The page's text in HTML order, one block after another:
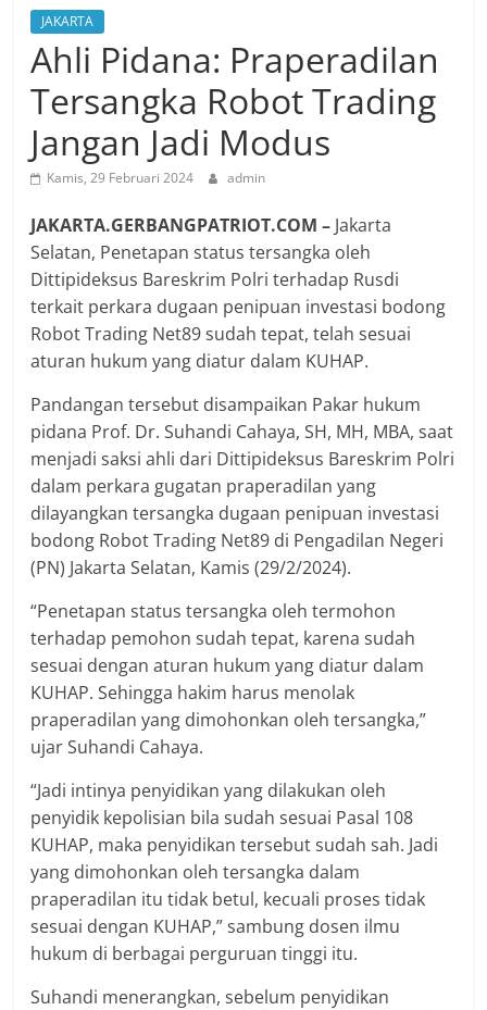
JAKARTA
Ahli Pidana: Praperadilan
Tersangka Robot Trading
Jangan Jadi Modus
Kamis, 29 Februari 2024 admin
JAKARTA.GERBANGPATRIOT.COM – Jakarta
Selatan, Penetapan status tersangka oleh
Dittipideksus Bareskrim Polri terhadap Rusdi
terkait perkara dugaan penipuan investasi bodong
Robot Trading Net89 sudah tepat, telah sesuai
aturan hukum yang diatur dalam KUHAP.
Pandangan tersebut disampaikan Pakar hukum
pidana Prof. Dr. Suhandi Cahaya, SH, MH, MBA, saat
menjadi saksi ahli dari Dittipideksus Bareskrim Polri
dalam perkara gugatan praperadilan yang
dilayangkan tersangka dugaan penipuan investasi
bodong Robot Trading Net89 di Pengadilan Negeri
(PN) Jakarta Selatan, Kamis (29/2/2024).
“Penetapan status tersangka oleh termohon
terhadap pemohon sudah tepat, karena sudah
sesuai dengan aturan hukum yang diatur dalam
KUHAP. Sehingga hakim harus menolak
praperadilan yang dimohonkan oleh tersangka,”
ujar Suhandi Cahaya.
“Jadi intinya penyidikan yang dilakukan oleh
penyidik kepolisian bila sudah sesuai Pasal 108
KUHAP, maka penyidikan tersebut sudah sah. Jadi
yang dimohonkan oleh tersangka dalam
praperadilan itu tidak betul, kecuali proses tidak
sesuai dengan KUHAP,” sambung dosen ilmu
hukum di berbagai perguruan tinggi itu.
Suhandi menerangkan, sebelum penyidikan